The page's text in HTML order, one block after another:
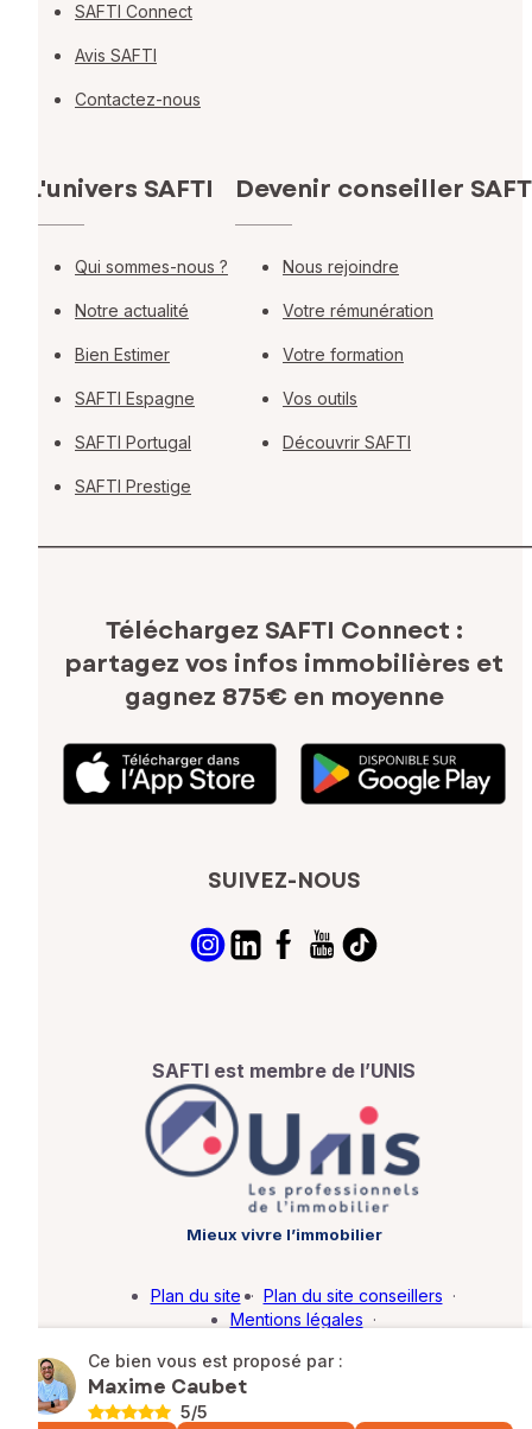
Ce bien vous est proposé par :
Maxime Caubet
5/5
SAFTI Connect
Avis SAFTI
Contactez-nous
L'univers SAFTI
Qui sommes-nous ?
Notre actualité
Bien Estimer
SAFTI Espagne
SAFTI Portugal
SAFTI Prestige
Devenir conseiller
Nous rejoindre
Votre rémunération
Votre formation
Vos outils
Découvrir SAFTI
Téléchargez SAFTI Connect :
partagez vos infos immobilières et
gagnez 875€ en moyenne
SUIVEZ-NOUS
SAFTI est membre de l’UNIS
Mieux vivre l’immobilier
Plan du site · Plan du site conseillers ·
Mentions légales ·
Barème d'honoraires · Paramétrer mes cookies